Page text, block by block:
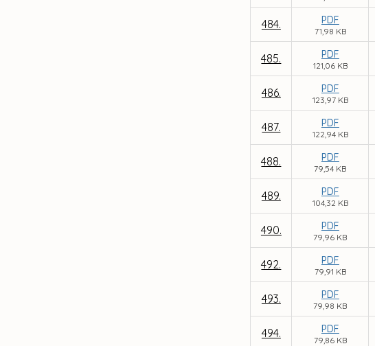
484. PDF
71,98 KB
485. PDF
121,06 KB
486. PDF
123,97 KB
487. PDF
122,94 KB
488. PDF
79,54 KB
489. PDF
104,32 KB
490. PDF
79,96 KB
492. PDF
79,91 KB
493. PDF
79,98 KB
494. PDF
79,86 KB